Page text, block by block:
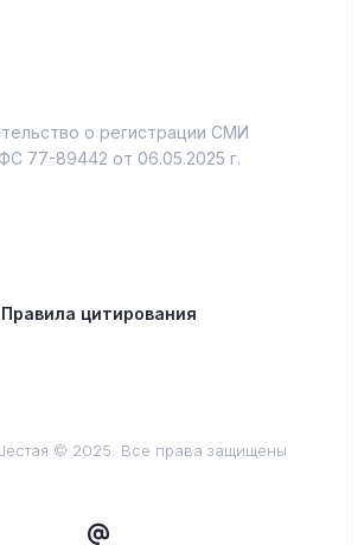
о регистрации СМИ
77-89442 от 06.05.2025 г.
Правила цитирования
© 2025. Все права защищены